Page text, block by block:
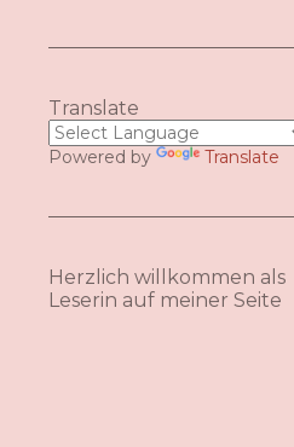
Translate
Powered by Translate
Herzlich willkommen als
Leserin auf meiner Seite